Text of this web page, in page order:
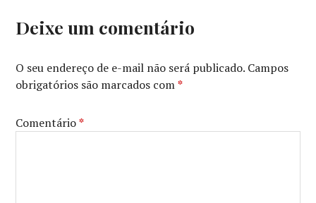
Deixe um comentário
O seu endereço de e-mail não será publicado. Campos
obrigatórios são marcados com*
Comentário*